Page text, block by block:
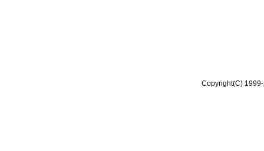
Copyright(C)